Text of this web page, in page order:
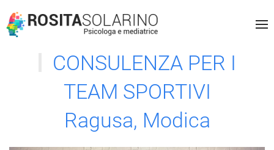
CONSULENZA PER I
TEAM SPORTIVI
Ragusa, Modica